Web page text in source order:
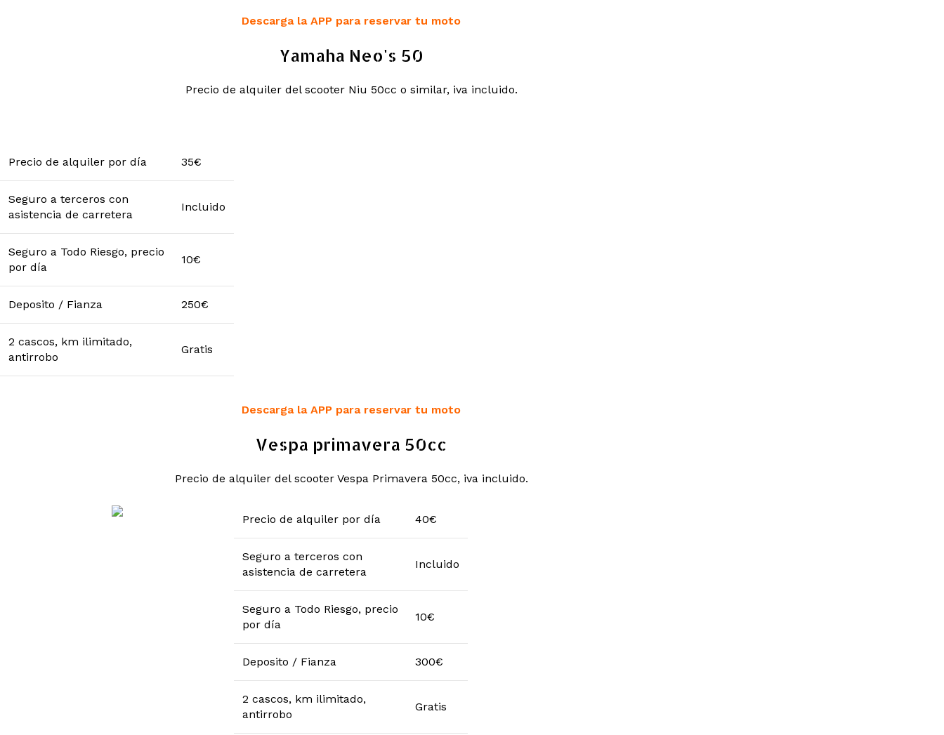
Descarga la APP para reservar tu moto
Yamaha Neo's 50
Precio de alquiler del scooter Niu 50cc o similar, iva incluido.
Precio de alquiler por día 35€
Seguro a terceros con
asistencia de carretera
Incluido
Seguro a Todo Riesgo, precio
por día
10€
Deposito / Fianza 250€
2 cascos, km ilimitado,
antirrobo
Gratis
Descarga la APP para reservar tu moto
Vespa primavera 50cc
Precio de alquiler del scooter Vespa Primavera 50cc, iva incluido.
Precio de alquiler por día 40€
Seguro a terceros con
asistencia de carretera
Incluido
Seguro a Todo Riesgo, precio
por día
10€
Deposito / Fianza 300€
2 cascos, km ilimitado,
antirrobo
Gratis